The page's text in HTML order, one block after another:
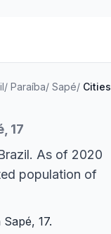
/ Paraíba/ Sapé/ Cities
17
As of 2020
population of
17.